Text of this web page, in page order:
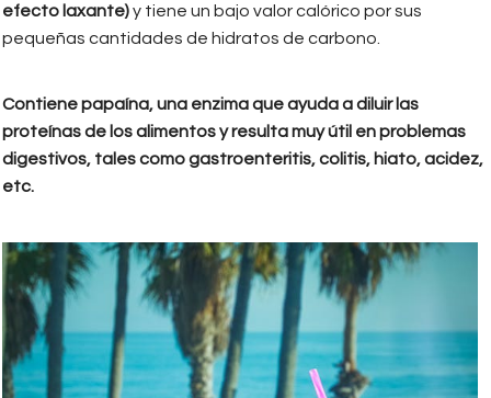
efecto laxante)y tiene un bajo valor calórico por sus
pequeñas cantidades de hidratos de carbono.
Contiene papaína, una enzima que ayuda a diluir las
proteínas de los alimentos y resulta muy útil en problemas
digestivos, tales como gastroenteritis, colitis, hiato, acidez,
etc.
pexels-photo-8181521.jpeg